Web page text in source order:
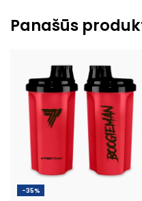
Panašūs
-35%